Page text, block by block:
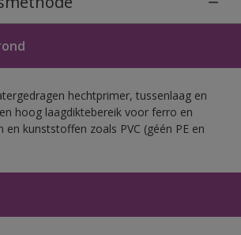
hechtprimer, tussenlaag en
hoog laagdiktebereik voor ferro en
kunststoffen zoals PVC (géén PE en